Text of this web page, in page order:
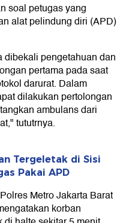
soal petugas yang
alat pelindung diri (APD)
dibekali pengetahuan dan
pertama pada saat
darurat. Dalam
dilakukan pertolongan
ambulans dari
tututrnya.
Tergeletak di Sisi
Pakai APD
Metro Jakarta Barat
korban